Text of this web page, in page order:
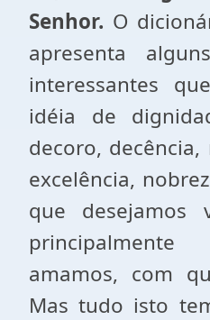
Senhor. O
apresenta
interessantes
idéia de
decoro,
excelência,
que desejamos
amamos, com
Mas tudo isto